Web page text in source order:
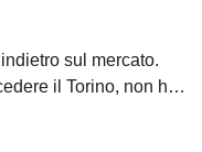
sul mercato.
il Torino, non ho